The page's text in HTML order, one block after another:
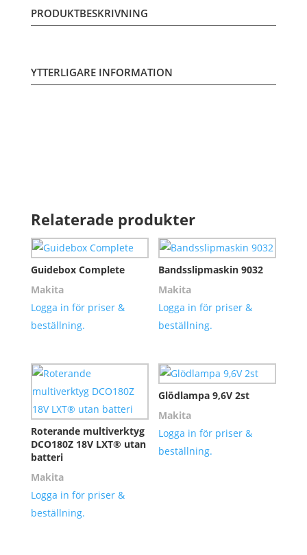
PRODUKTBESKRIVNING
YTTERLIGARE INFORMATION
Relaterade produkter
Guidebox Complete
Makita
Logga in för priser &
beställning.
Bandsslipmaskin 9032
Makita
Logga in för priser &
beställning.
Roterande multiverktyg
DCO180Z 18V LXT® utan
batteri
Makita
Logga in för priser &
beställning.
Glödlampa 9,6V 2st
Makita
Logga in för priser &
beställning.